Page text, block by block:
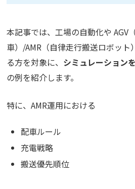
本記事では、工場の自動化や AGV
車）/AMR（自律走行搬送ロボット
る方を対象に、 シミュレーション
の例を紹介します。
特に、AMR運用における
配車ルール
充電戦略
搬送優先順位